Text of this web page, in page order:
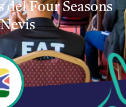
del Four Seasons